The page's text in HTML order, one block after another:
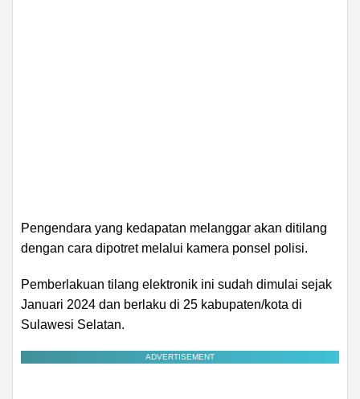
Pengendara yang kedapatan melanggar akan ditilang
dengan cara dipotret melalui kamera ponsel polisi.
Pemberlakuan tilang elektronik ini sudah dimulai sejak
Januari 2024 dan berlaku di 25 kabupaten/kota di
Sulawesi Selatan.
ADVERTISEMENT